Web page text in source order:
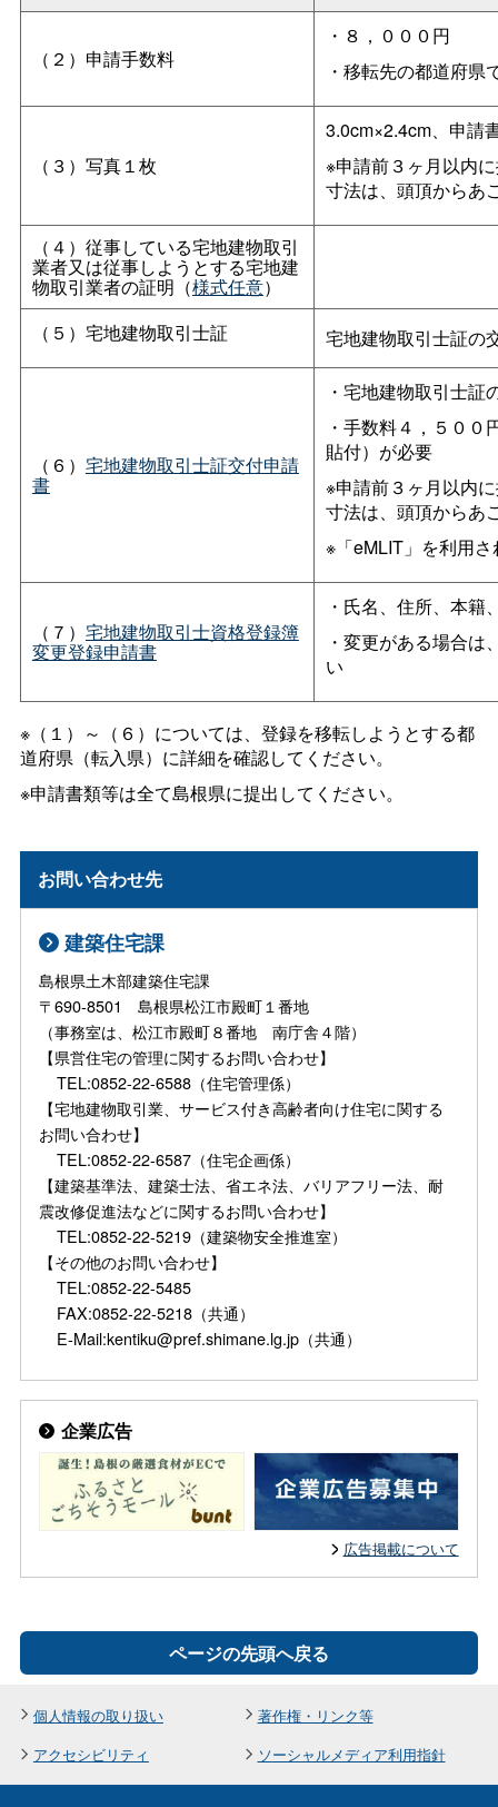
（２）申請手数料
・８，０００円
・移転先の都道府県
（３）写真１枚
3.0cm×2.4cm、申請
※申請前３ヶ月以内
寸法は、頭頂からあ
（４）従事している宅地建物取引
業者又は従事しようとする宅地建
物取引業者の証明（様式任意）
（５）宅地建物取引士証
宅地建物取引士証の
（６） 宅地建物取引士証交付申請
書
・宅地建物取引士
・手数料４，５０
貼付）が必要
※申請前３ヶ月以内
寸法は、頭頂からあ
※「eMLIT」を利用
（７） 宅地建物取引士資格登録簿
変更登録申請書
・氏名、住所、本
・変更がある場合
い
※（１）～（６）については、登録を移転しようとする都
道府県（転入県）に詳細を確認してください。
※申請書類等は全て島根県に提出してください。
お問い合わせ先
建築住宅課
島根県土木部建築住宅課
〒690-8501 島根県松江市殿町１番地
（事務室は、松江市殿町８番地 南庁舎４階）
【県営住宅の管理に関するお問い合わせ】
TEL:0852-22-6588（住宅管理係）
【宅地建物取引業、サービス付き高齢者向け住宅に関する
お問い合わせ】
TEL:0852-22-6587（住宅企画係）
【建築基準法、建築士法、省エネ法、バリアフリー法、耐
震改修促進法などに関するお問い合わせ】
TEL:0852-22-5219（建築物安全推進室）
【その他のお問い合わせ】
TEL:0852-22-5485
FAX:0852-22-5218（共通）
E-Mail:kentiku@pref.shimane.lg.jp（共通）
企業広告
広告掲載について
ページの先頭へ戻る
個人情報の取り扱い
著作権・リンク等
アクセシビリティ
ソーシャルメディア利用指針